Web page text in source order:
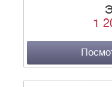
и Луциана
Богарне, Карла
его маршалов и
духовных
возвышению
Французской
показаний
авторов. - Вновь
1